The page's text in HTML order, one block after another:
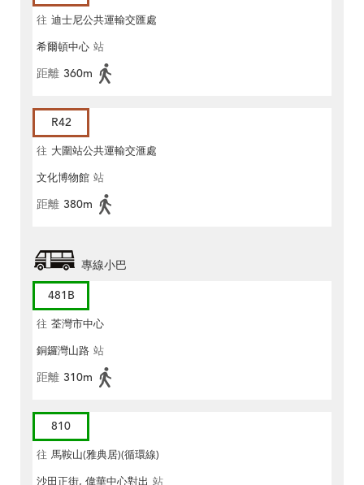
往 迪士尼公共運輸交匯處
希爾頓中心 站
距離 360m
R42
往 大圍站公共運輸交滙處
文化博物館 站
距離 380m
專線小巴
481B
往 荃灣市中心
銅鑼灣山路 站
距離 310m
810
往 馬鞍山(雅典居)(循環線)
沙田正街, 偉華中心對出 站